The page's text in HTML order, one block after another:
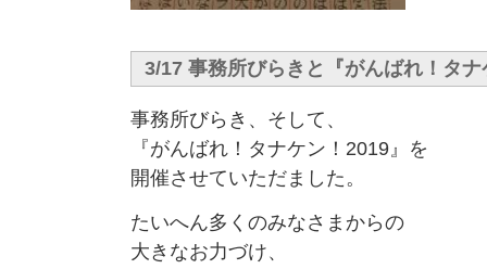
3/17 事務所びらきと『がんばれ！タ
事務所びらき、そして、
『がんばれ！タナケン！2019』を
開催させていただました。
たいへん多くのみなさまからの
大きなお力づけ、